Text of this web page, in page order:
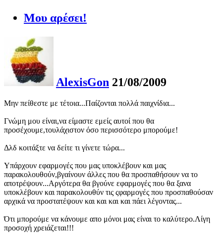
Μου αρέσει!
AlexisGon 21/08/2009
Μην πείθεστε με τέτοια...Παίζονται πολλά παιχνίδια...
Γνώμη μου είναι,να είμαστε εμείς αυτοί που θα
προσέχουμε,τουλάχιστον όσο περισσότερο μπορούμε!
Δλδ κοιτάξτε να δείτε τι γίνετε τώρα...
Υπάρχουν εφαρμογές που μας υποκλέβουν και μας
παρακολουθούν,βγαίνουν άλλες που θα προσπαθήσουν να το
αποτρέψουν...Αργότερα θα βγούνε εφαρμογές που θα ξανα
υποκλέβουν και παρακολουθύν τις ςφαρμογές που προσπαθούσαν
αρχικά να προστατέψουν και και και και πάει λέγοντας...
Ότι μπορούμε να κάνουμε απο μόνοι μας είναι το καλύτερο.Λίγη
προσοχή χρειάζεται!!!